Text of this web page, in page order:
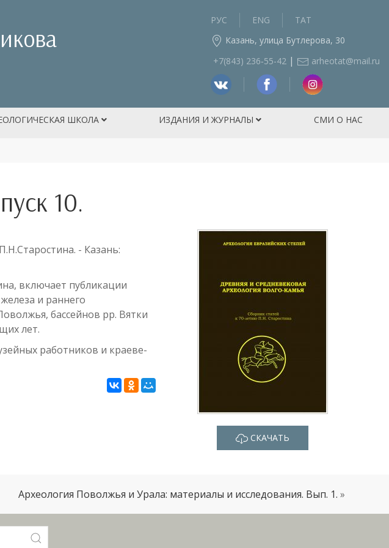
РУС ENG
ТАТ
Казань, улица Бутлерова, 30
+7(843) 236‑55-42 | arheotat@mail.ru
ШКОЛА ИЗДАНИЯ И ЖУРНАЛЫ СМИ О НАС
10.
- Казань:
включает публикации
и раннего
бассейнов рр. Вятки
лет.
работников и краеве­
СКАЧАТЬ
Археология Поволжья и Урала: материалы и исследования. Вып. 1. »